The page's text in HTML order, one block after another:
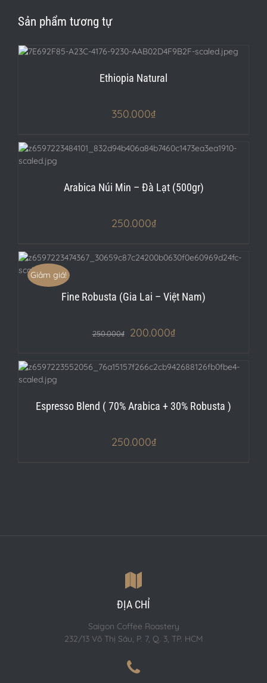
Sản phẩm tương tự
Ethiopia Natural
350.000₫
Arabica Núi Min – Đà Lạt (500gr)
250.000₫
Giảm giá!
Fine Robusta (Gia Lai – Việt Nam)
250.000₫ 200.000₫
Espresso Blend ( 70% Arabica + 30% Robusta )
250.000₫
ĐỊA CHỈ
Saigon Coffee Roastery
232/13 Võ Thị Sáu, P. 7, Q. 3, TP. HCM